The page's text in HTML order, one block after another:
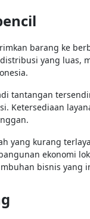
barang ke
yang luas,
tantangan
Ketersediaan
yang kurang
ekonomi
bisnis yang